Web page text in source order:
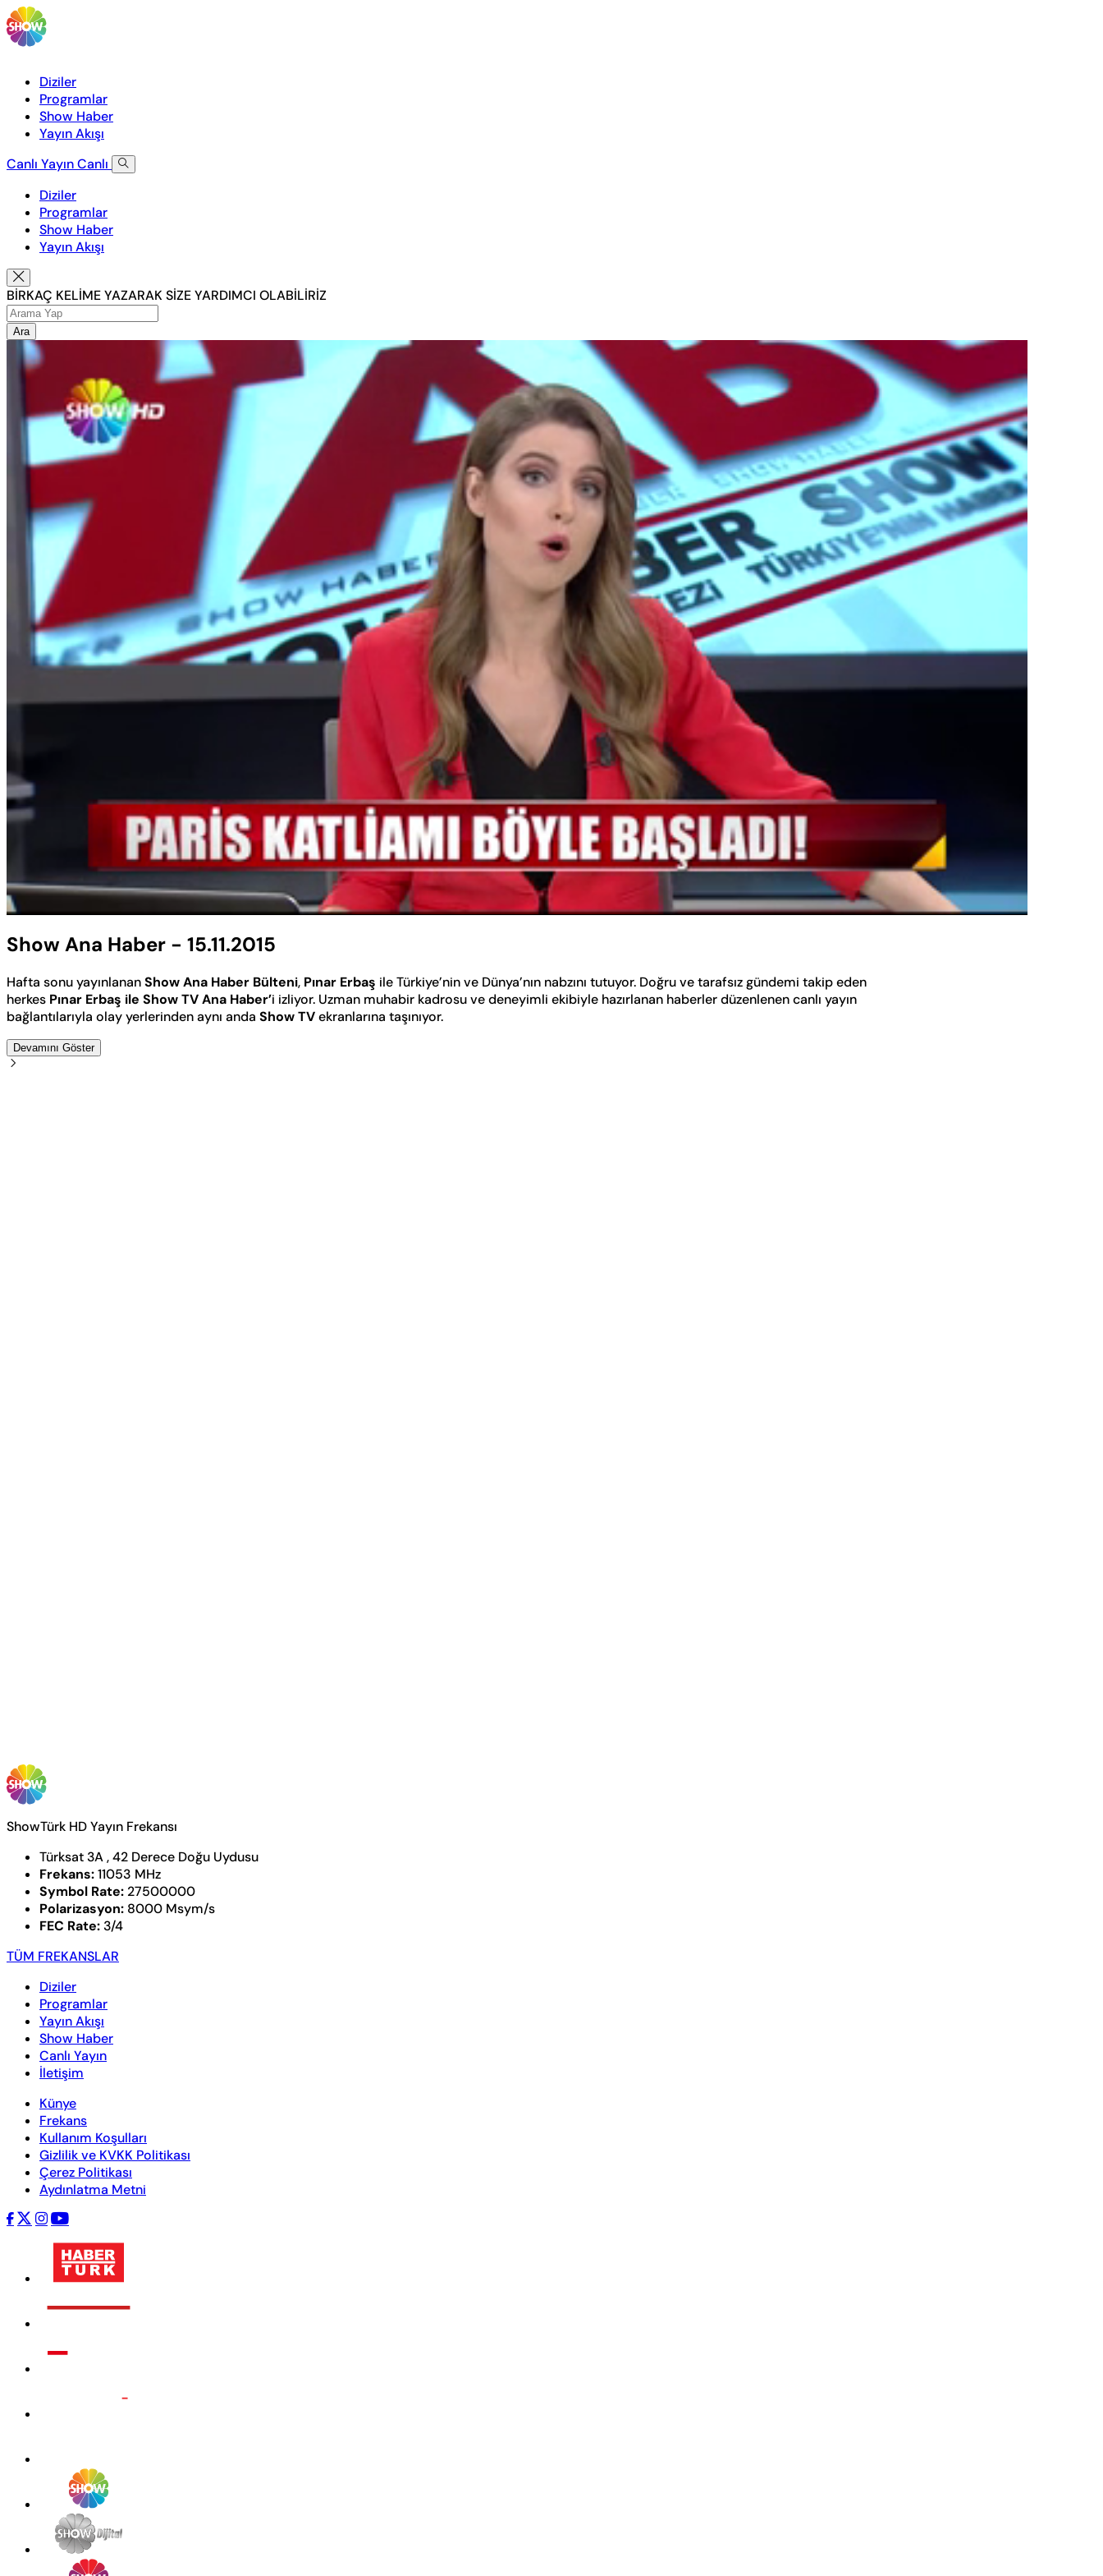
Diziler
Programlar
Show Haber
Yayın Akışı
Canlı YayınCanlı
Diziler
Programlar
Show Haber
Yayın Akışı
BİRKAÇ KELİME YAZARAK SİZE YARDIMCI OLABİLİRİZ
Ara
Aç
2.41%
Oynatma
Hızı
Show Ana Haber - 15.11.2015
Hafta sonu yayınlananShow Ana Haber Bülteni, Pınar Erbaş ile Türkiye’nin ve Dünya’nın nabzını tutuyor. Doğru ve tarafsız gündemi takip eden
herkes Pınar Erbaş ile Show TV Ana Haber’i izliyor. Uzman muhabir kadrosu ve deneyimli ekibiyle hazırlanan haberler düzenlenen canlı yayın
bağlantılarıyla olay yerlerinden aynı anda Show TVekranlarına taşınıyor.
Devamını Göster
ShowTürk HD Yayın Frekansı
Türksat 3A , 42 Derece Doğu Uydusu
Frekans:11053 MHz
Symbol Rate: 27500000
Polarizasyon: 8000 Msym/s
FEC Rate: 3/4
TÜM FREKANSLAR
Diziler
Programlar
Yayın Akışı
Show Haber
Canlı Yayın
İletişim
Künye
Frekans
Kullanım Koşulları
Gizlilik ve KVKK Politikası
Çerez Politikası
Aydınlatma Metni